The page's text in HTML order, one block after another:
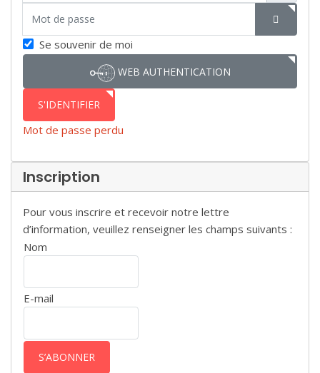
SHOW
Se souvenir de moi
WEB AUTHENTICATION
S'IDENTIFIER
Mot de passe perdu
Inscription
Pour vous inscrire et recevoir notre lettre
d’information, veuillez renseigner les champs suivants :
Nom
E-mail